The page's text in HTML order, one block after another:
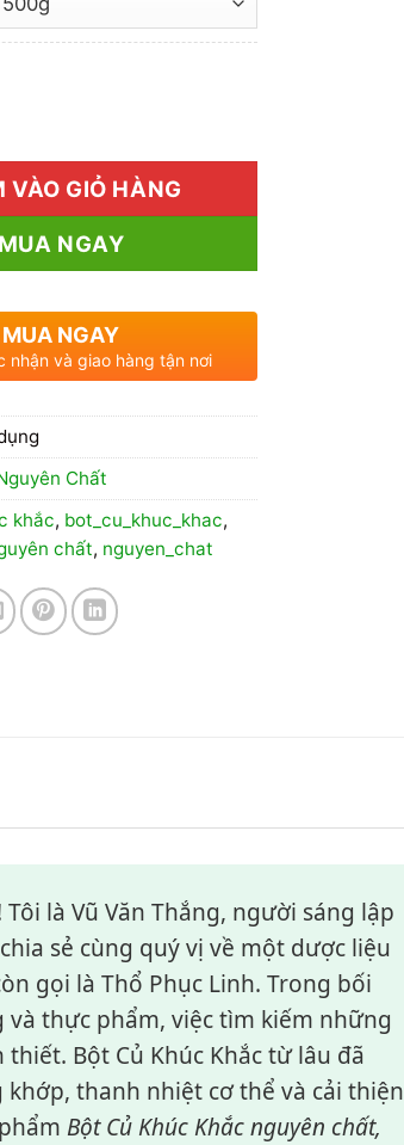
160.000₫
Khắc Giá Rẻ số lượng
VÀO GIỎ HÀNG
MUA NGAY
MUA NGAY
nhận và giao hàng tận nơi
Chất
khắc, bot_cu_khuc_khac,
chất, nguyen_chat
là Vũ Văn Thắng, người sáng lập
sẻ cùng quý vị về một dược liệu
gọi là Thổ Phục Linh. Trong bối
thực phẩm, việc tìm kiếm những
Bột Củ Khúc Khắc từ lâu đã
thanh nhiệt cơ thể và cải thiện
Bột Củ Khúc Khắc nguyên chất,